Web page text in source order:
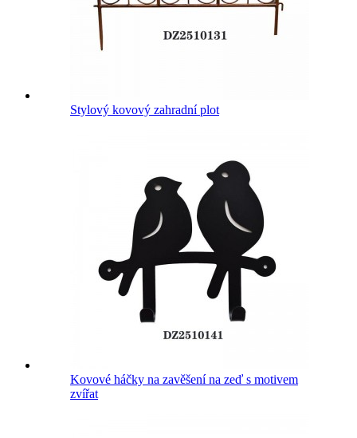
Stylový kovový zahradní plot
Kovové háčky na zavěšení na zeď s motivem
zvířat